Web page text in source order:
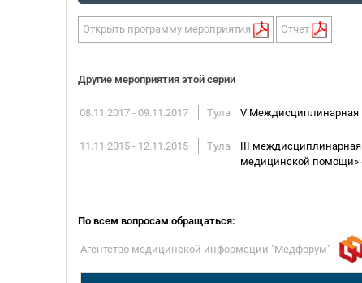
Открыть программу мероприятия Отчет
Другие мероприятия этой серии
08.11.2017 - 09.11.2017 Тула V Междисциплинарная
11.11.2015 - 12.11.2015 Тула
III междисциплинарная
медицинской помощи»
По всем вопросам обращаться:
Агентство медицинской информации "Медфорум"